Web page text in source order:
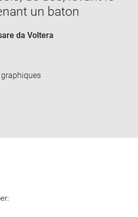
un baton
da Voltera